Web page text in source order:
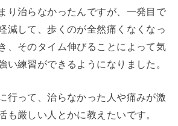
り治らなかったんですが、一発目で
減して、歩くのが全然痛くなくなっ
、そのタイム伸びることによって気
い練習ができるようになりました。
行って、治らなかった人や痛みが激
も厳しい人とかに教えたいです。